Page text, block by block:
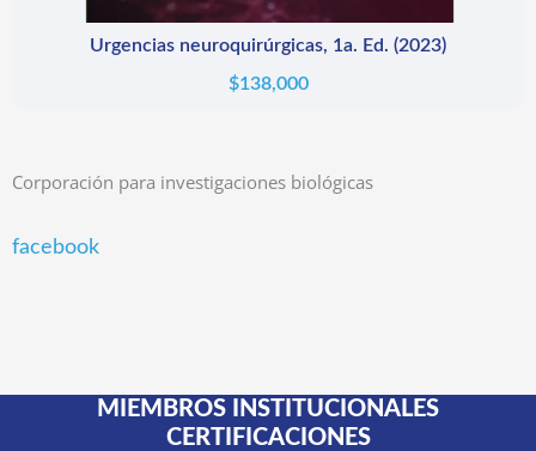
Urgencias neuroquirúrgicas, 1a. Ed. (2023)
$138,000
Corporación para investigaciones biológicas
facebook
MIEMBROS INSTITUCIONALES
CERTIFICACIONES